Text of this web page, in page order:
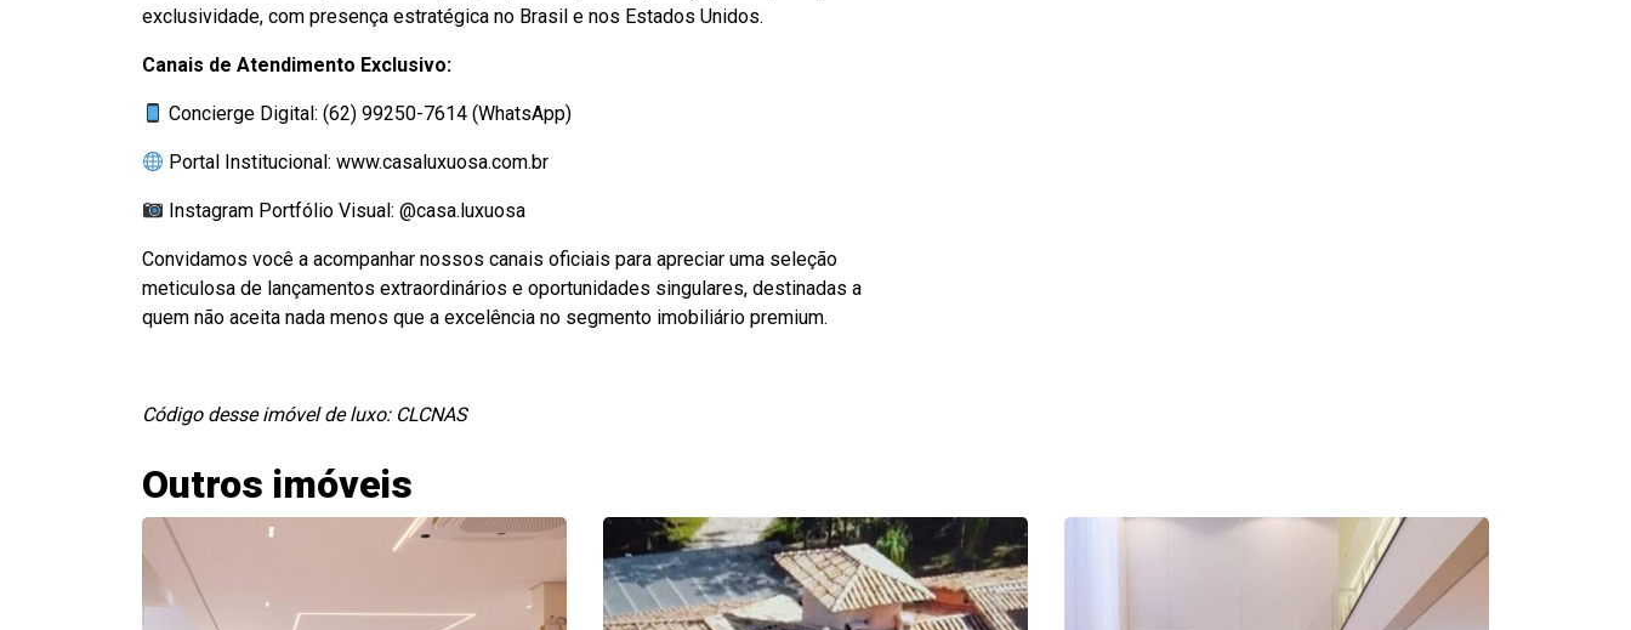
exclusividade, com presença estratégica no Brasil e nos Estados Unidos.
Canais de Atendimento Exclusivo:
Concierge Digital:(62) 99250-7614 (WhatsApp)
Portal Institucional:www.casaluxuosa.com.br
Instagram Portfólio Visual:@casa.luxuosa
Convidamos você a acompanhar nossos canais oficiais para apreciar uma seleção
meticulosa de lançamentos extraordinários e oportunidades singulares, destinadas a
quem não aceita nada menos que a excelência no segmento imobiliário premium.
Código desse imóvel de luxo: CLCNAS
Outros imóveis